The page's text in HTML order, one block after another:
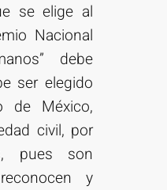
se elige al
Nacional
debe
ser elegido
de México,
civil, por
pues son
y